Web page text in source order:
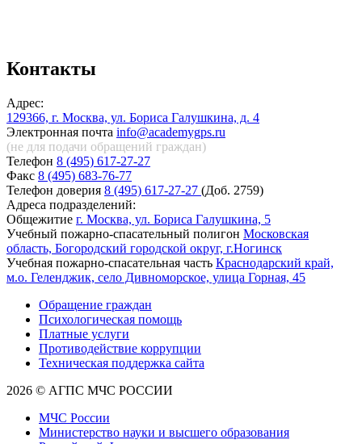
Контакты
Адрес:
129366, г. Москва, ул. Бориса Галушкина, д. 4
Электронная почта info@academygps.ru
(не для подачи обращений граждан)
Телефон 8 (495) 617-27-27
Факс 8 (495) 683-76-77
Телефон доверия 8 (495) 617-27-27 (Доб. 2759)
Адреса подразделений:
Общежитие г. Москва, ул. Бориса Галушкина, 5
Учебный пожарно-спасательный полигон Московская
область, Богородский городской округ, г.Ногинск
Учебная пожарно-спасательная часть Краснодарский край,
м.о. Геленджик, село Дивноморское, улица Горная, 45
Обращение граждан
Психологическая помощь
Платные услуги
Противодействие коррупции
Техническая поддержка сайта
2026 © АГПС МЧС РОССИИ
МЧС России
Министерство науки и высшего образования